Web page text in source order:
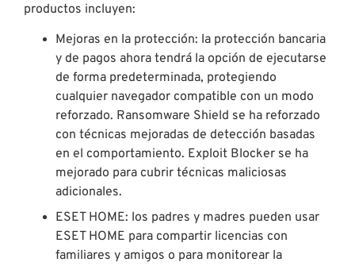
productos incluyen:
Mejoras en la protección: la protección bancaria
y de pagos ahora tendrá la opción de ejecutarse
de forma predeterminada, protegiendo
cualquier navegador compatible con un modo
reforzado. Ransomware Shield se ha reforzado
con técnicas mejoradas de detección basadas
en el comportamiento. Exploit Blocker se ha
mejorado para cubrir técnicas maliciosas
adicionales.
ESET HOME: los padres y madres pueden usar
ESET HOME para compartir licencias con
familiares y amigos o para monitorear la